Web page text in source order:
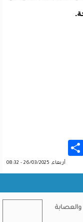
WhatsApp
أربعاء, 26/03/2025 - 08:32